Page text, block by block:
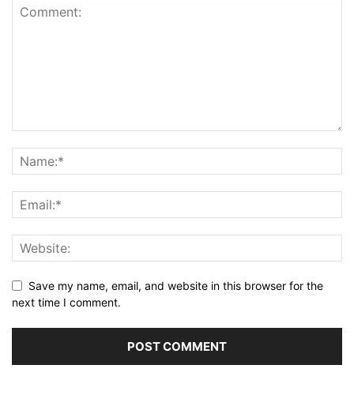
Save my name, email, and website in this browser for the
next time I comment.